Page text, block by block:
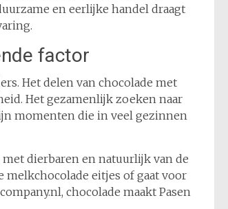
en eerlijke handel draagt
factor
Het delen van chocolade met
Het gezamenlijk zoeken naar
momenten die in veel gezinnen
met dierbaren en natuurlijk van de
eitjes of gaat voor
chocolade maakt Pasen